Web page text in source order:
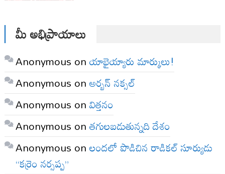
మీ అభిప్రాయాలు
Anonymous onయాభైయ్యారు మార్కులు!
Anonymous onఅర్బన్ నక్సల్
Anonymous onవిత్తనం
Anonymous onతగులబడుతున్నది దేశం
Anonymous onలందలో పొడిచిన రాడికల్ సూర్యుడు
“కర్రెం నర్సప్ప”